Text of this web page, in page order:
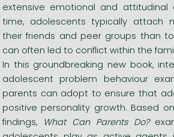
extensive emotional and attitudinal
time, adolescents typically attach
their friends and peer groups than
can often led to conflict within the
In this groundbreaking new book,
adolescent problem behaviour
parents can adopt to ensure that
positive personality growth. Based
findings,
What Can Parents Do?